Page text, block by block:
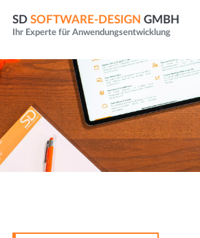
SD SOFTWARE-DESIGN GMBH
Ihr Experte für Anwendungsentwicklung